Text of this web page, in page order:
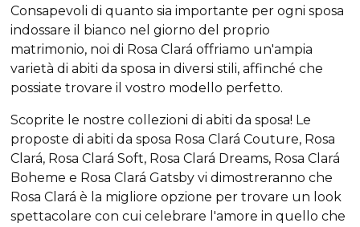
Consapevoli di quanto sia importante per ogni sposa
indossare il bianco nel giorno del proprio
matrimonio, noi di Rosa Clará offriamo un'ampia
varietà di abiti da sposa in diversi stili, affinché che
possiate trovare il vostro modello perfetto.
Scoprite le nostre collezioni di abiti da sposa! Le
proposte di abiti da sposa Rosa Clará Couture, Rosa
Clará, Rosa Clará Soft, Rosa Clará Dreams, Rosa Clará
Boheme e Rosa Clará Gatsby vi dimostreranno che
Rosa Clará è la migliore opzione per trovare un look
spettacolare con cui celebrare l'amore in quello che